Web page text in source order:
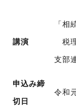
講演
「相
税
支部
申込み締
切日
令和